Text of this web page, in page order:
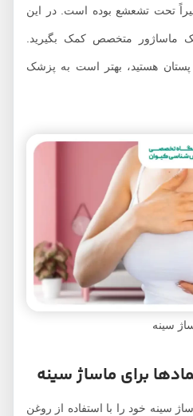
تحت تشعشع بوده است. در این
متخصص کمک بگیرید.
هستید، بهتر است به پزشک
برای ماساژ سینه
خود را با استفاده از روغن